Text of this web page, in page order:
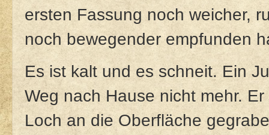
ersten Fassung noch weicher,
noch bewegender empfunden
Es ist kalt und es schneit. Ein
Weg nach Hause nicht mehr.
Loch an die Oberfläche